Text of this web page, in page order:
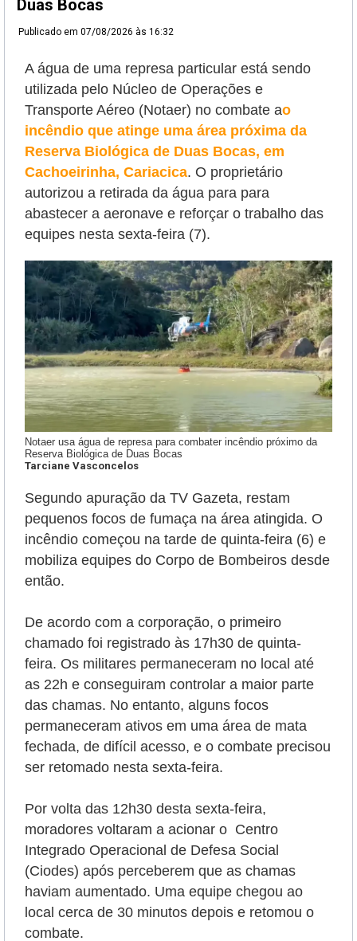
Duas Bocas
Publicado em 07/08/2026 às 16:32
A água de uma represa particular está sendo
utilizada pelo Núcleo de Operações e
Transporte Aéreo (Notaer) no combate ao
incêndio que atinge uma área próxima da
Reserva Biológica de Duas Bocas, em
Cachoeirinha, Cariacica. O proprietário
autorizou a retirada da água para para
abastecer a aeronave e reforçar o trabalho das
equipes nesta sexta-feira (7).
Notaer usa água de represa para combater incêndio próximo da
Reserva Biológica de Duas Bocas
Tarciane Vasconcelos
Segundo apuração da TV Gazeta, restam
pequenos focos de fumaça na área atingida. O
incêndio começou na tarde de quinta-feira (6) e
mobiliza equipes do Corpo de Bombeiros desde
então.
De acordo com a corporação, o primeiro
chamado foi registrado às 17h30 de quinta-
feira. Os militares permaneceram no local até
as 22h e conseguiram controlar a maior parte
das chamas. No entanto, alguns focos
permaneceram ativos em uma área de mata
fechada, de difícil acesso, e o combate precisou
ser retomado nesta sexta-feira.
Por volta das 12h30 desta sexta-feira,
moradores voltaram a acionar o Centro
Integrado Operacional de Defesa Social
(Ciodes) após perceberem que as chamas
haviam aumentado. Uma equipe chegou ao
local cerca de 30 minutos depois e retomou o
combate.